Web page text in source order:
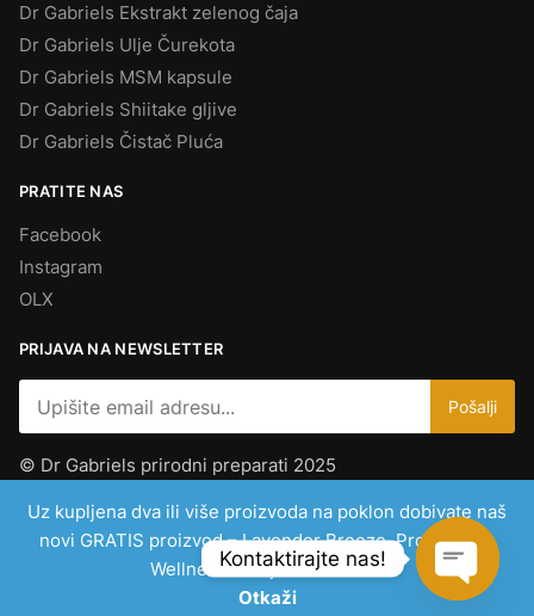
Dr Gabriels Ekstrakt zelenog čaja
Dr Gabriels Ulje Čurekota
Dr Gabriels MSM kapsule
Dr Gabriels Shiitake gljive
Dr Gabriels Čistač Pluća
PRATITE NAS
Facebook
Instagram
OLX
PRIJAVA NA NEWSLETTER
© Dr Gabriels prirodni preparati 2025
Uz kupljena dva ili više proizvoda na poklon dobivate naš
novi GRATIS proizvod – Lavender Breeze. Proizvod za
Wellness i osvježivač zraka!
Otkaži
Kontaktirajte nas!